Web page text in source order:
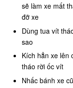
sẽ làm xe mất
đỡ xe
Dùng tua vít
sao
Kích hẳn xe lên
tháo rời ốc vít
Nhấc bánh xe